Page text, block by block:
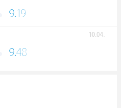
9.19
10.04.
9.48